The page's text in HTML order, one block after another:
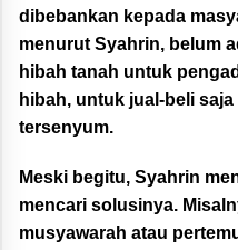
dibebankan kepada
menurut Syahrin, belum
hibah tanah untuk
hibah, untuk jual-beli
tersenyum.
Meski begitu, Syahrin
mencari solusinya.
musyawarah atau